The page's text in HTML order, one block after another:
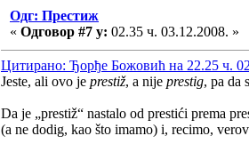
Одг: Престиж
« Одговор #7 у: 02.35 ч. 03.12.2008. »
Цитирано: Ђорђе Божовић на 22.25 ч.
Jeste, ali ovo je prestiž, a nije prestig, pa da
Da je „prestiž“ nastalo od prestići prema
(a ne dodig, kao što imamo) i, recimo,